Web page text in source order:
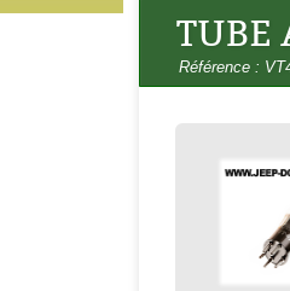
TUBE
Référence :
LIBERATION par francois